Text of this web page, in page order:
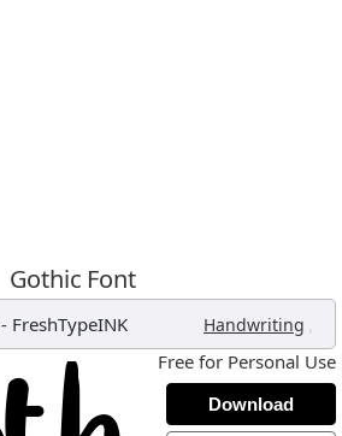
Gothic Font
- FreshTypeINK Handwriting ,
Free for Personal Use
Download